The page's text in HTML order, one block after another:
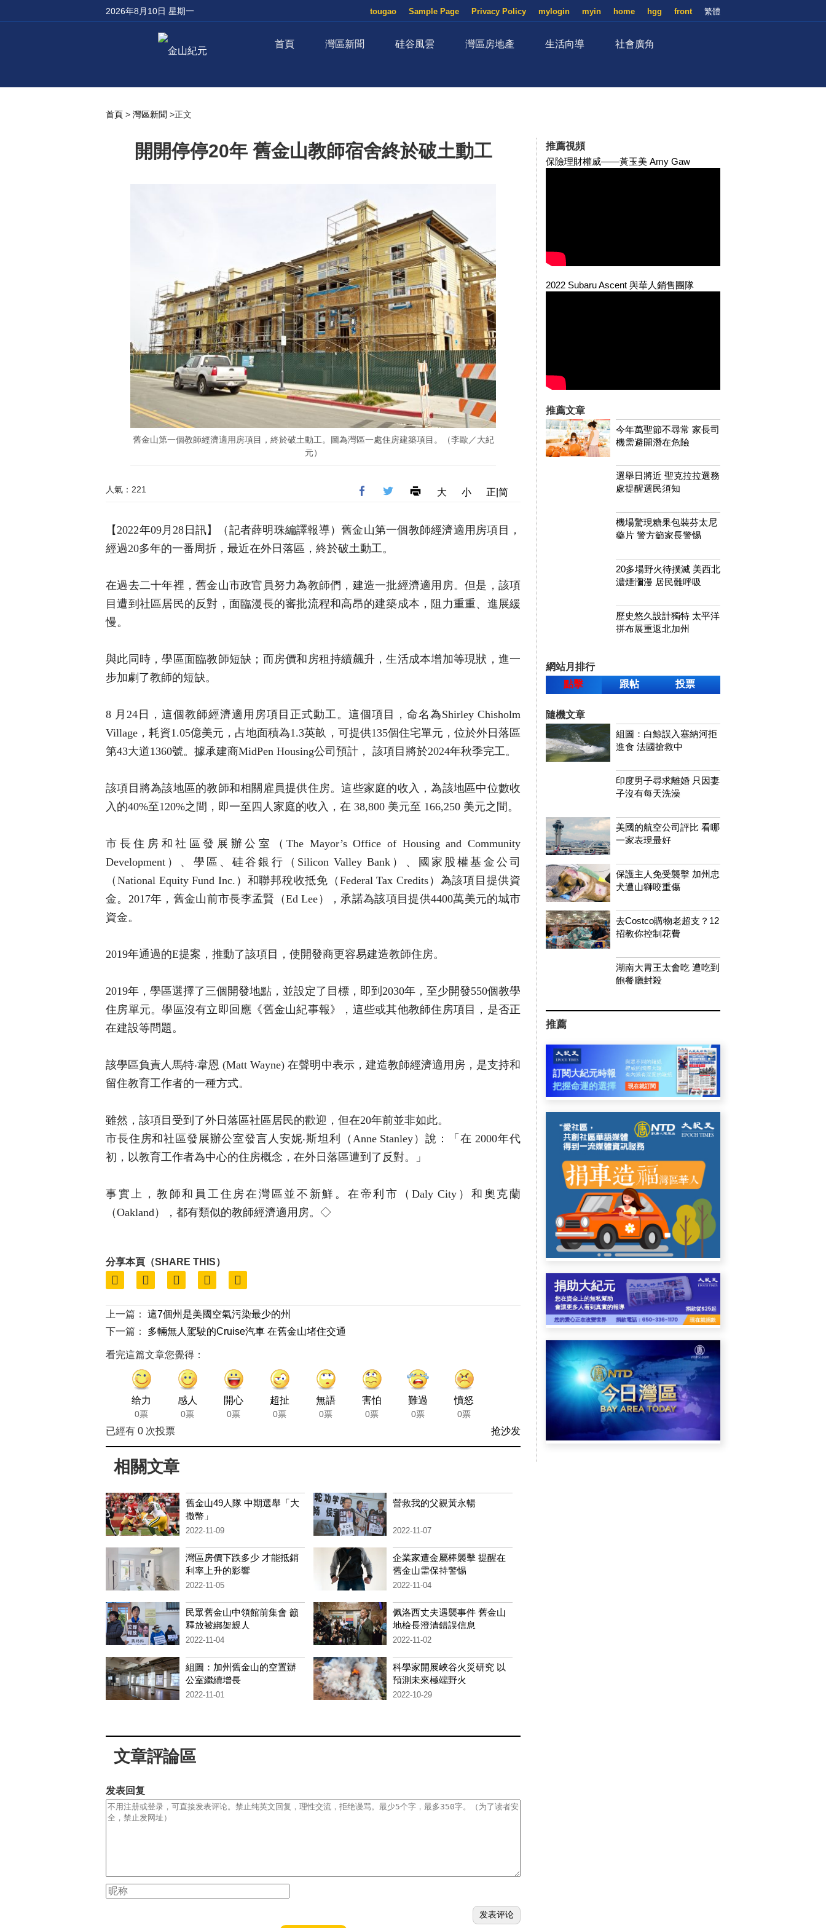
2026年8月10日 星期一 繁體
front
hgg
home
myin
mylogin
Privacy Policy
Sample Page
tougao
首頁 灣區新聞 硅谷風雲 灣區房地產 生活向導 社會廣角
首頁 > 灣區新聞 >正文
開開停停20年 舊金山教師宿舍終於破土動工
舊金山第一個教師經濟適用房項目，終於破土動工。圖為灣區一處住房建築項目。（李歐／大紀
元）
人氣：221 大 小 正|简
【2022年09月28日訊】（記者薛明珠編譯報導）舊金山第一個教師經濟適用房項目，
經過20多年的一番周折，最近在外日落區，終於破土動工。
在過去二十年裡，舊金山市政官員努力為教師們，建造一批經濟適用房。但是，該項
目遭到社區居民的反對，面臨漫長的審批流程和高昂的建築成本，阻力重重、進展緩
慢。
與此同時，學區面臨教師短缺；而房價和房租持續飆升，生活成本增加等現狀，進一
步加劇了教師的短缺。
8 月24日，這個教師經濟適用房項目正式動工。這個項目，命名為Shirley Chisholm
Village，耗資1.05億美元，占地面積為1.3英畝，可提供135個住宅單元，位於外日落區
第43大道1360號。據承建商MidPen Housing公司預計， 該項目將於2024年秋季完工。
該項目將為該地區的教師和相關雇員提供住房。這些家庭的收入，為該地區中位數收
入的40%至120%之間，即一至四人家庭的收入，在 38,800 美元至 166,250 美元之間。
市長住房和社區發展辦公室（The Mayor’s Office of Housing and Community
Development）、學區、硅谷銀行（Silicon Valley Bank）、國家股權基金公司
（National Equity Fund Inc.）和聯邦稅收抵免（Federal Tax Credits）為該項目提供資
金。2017年，舊金山前市長李孟賢（Ed Lee），承諾為該項目提供4400萬美元的城市
資金。
2019年通過的E提案，推動了該項目，使開發商更容易建造教師住房。
2019年，學區選擇了三個開發地點，並設定了目標，即到2030年，至少開發550個教學
住房單元。學區沒有立即回應《舊金山紀事報》，這些或其他教師住房項目，是否正
在建設等問題。
該學區負責人馬特‧韋恩 (Matt Wayne) 在聲明中表示，建造教師經濟適用房，是支持和
留住教育工作者的一種方式。
雖然，該項目受到了外日落區社區居民的歡迎，但在20年前並非如此。
市長住房和社區發展辦公室發言人安妮‧斯坦利（Anne Stanley）說：「在 2000年代
初，以教育工作者為中心的住房概念，在外日落區遭到了反對。」
事實上，教師和員工住房在灣區並不新鮮。在帝利市（Daly City）和奧克蘭
（Oakland），都有類似的教師經濟適用房。◇
分享本頁（SHARE THIS）
上一篇：
這7個州是美國空氣污染最少的州
下一篇：
多輛無人駕駛的Cruise汽車 在舊金山堵住交通
看完這篇文章您覺得：
给力
0票
感人
0票
開心
0票
超扯
0票
無語
0票
害怕
0票
難過
0票
憤怒
0票
已經有 0 次投票 抢沙发
相關文章
舊金山49人隊 中期選舉「大
撒幣」
2022-11-09
營救我的父親黃永暢
2022-11-07
灣區房價下跌多少 才能抵銷
利率上升的影響
2022-11-05
企業家遭金屬棒襲擊 提醒在
舊金山需保持警惕
2022-11-04
民眾舊金山中領館前集會 籲
釋放被綁架親人
2022-11-04
佩洛西丈夫遇襲事件 舊金山
地檢長澄清錯誤信息
2022-11-02
組圖：加州舊金山的空置辦
公室繼續增長
2022-11-01
科學家開展峽谷火災研究 以
預測未來極端野火
2022-10-29
文章評論區
发表回复
推薦視頻
保險理財權威——黃玉美 Amy Gaw
2022 Subaru Ascent 與華人銷售團隊
推薦文章
今年萬聖節不尋常 家長司
機需避開潛在危險
選舉日將近 聖克拉拉選務
處提醒選民須知
機場驚現糖果包裝芬太尼
藥片 警方籲家長警惕
20多場野火待撲滅 美西北
濃煙瀰漫 居民難呼吸
歷史悠久設計獨特 太平洋
拼布展重返北加州
網站月排行
點擊
跟帖 投票
隨機文章
組圖：白鯨誤入塞納河拒
進食 法國搶救中
印度男子尋求離婚 只因妻
子沒有每天洗澡
美國的航空公司評比 看哪
一家表現最好
保護主人免受襲擊 加州忠
犬遭山獅咬重傷
去Costco購物老超支？12
招教你控制花費
湖南大胃王太會吃 遭吃到
飽餐廳封殺
推薦